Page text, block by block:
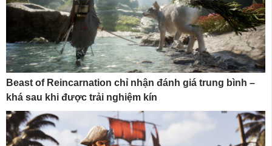
Beast of Reincarnation chỉ nhận đánh giá trung bình –
khá sau khi được trải nghiệm kín